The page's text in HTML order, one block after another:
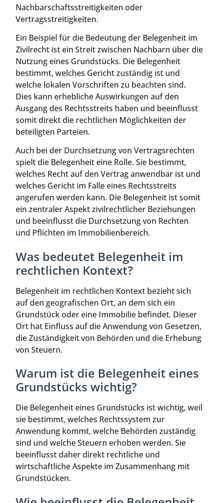
Nachbarschaftsstreitigkeiten oder
Vertragsstreitigkeiten.
Ein Beispiel für die Bedeutung der Belegenheit im
Zivilrecht ist ein Streit zwischen Nachbarn über die
Nutzung eines Grundstücks. Die Belegenheit
bestimmt, welches Gericht zuständig ist und
welche lokalen Vorschriften zu beachten sind.
Dies kann erhebliche Auswirkungen auf den
Ausgang des Rechtsstreits haben und beeinflusst
somit direkt die rechtlichen Möglichkeiten der
beteiligten Parteien.
Auch bei der Durchsetzung von Vertragsrechten
spielt die Belegenheit eine Rolle. Sie bestimmt,
welches Recht auf den Vertrag anwendbar ist und
welches Gericht im Falle eines Rechtsstreits
angerufen werden kann. Die Belegenheit ist somit
ein zentraler Aspekt zivilrechtlicher Beziehungen
und beeinflusst die Durchsetzung von Rechten
und Pflichten im Immobilienbereich.
Was bedeutet Belegenheit im
rechtlichen Kontext?
Belegenheit im rechtlichen Kontext bezieht sich
auf den geografischen Ort, an dem sich ein
Grundstück oder eine Immobilie befindet. Dieser
Ort hat Einfluss auf die Anwendung von Gesetzen,
die Zuständigkeit von Behörden und die Erhebung
von Steuern.
Warum ist die Belegenheit eines
Grundstücks wichtig?
Die Belegenheit eines Grundstücks ist wichtig, weil
sie bestimmt, welches Rechtssystem zur
Anwendung kommt, welche Behörden zuständig
sind und welche Steuern erhoben werden. Sie
beeinflusst daher direkt rechtliche und
wirtschaftliche Aspekte im Zusammenhang mit
Grundstücken.